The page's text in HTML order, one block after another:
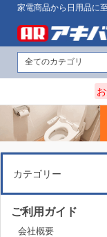
家電商品から日用品に
カテゴリー
ご利用ガイド
会社概要